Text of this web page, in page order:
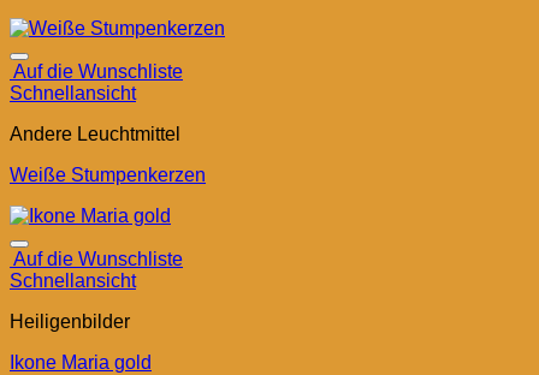
Auf die Wunschliste
Schnellansicht
Andere Leuchtmittel
Weiße Stumpenkerzen
Auf die Wunschliste
Schnellansicht
Heiligenbilder
Ikone Maria gold